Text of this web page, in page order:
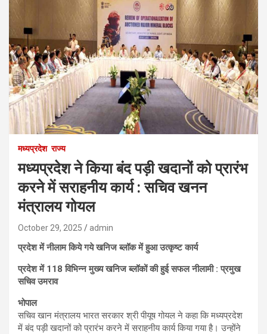
मध्यप्रदेश राज्य
मध्यप्रदेश ने किया बंद पड़ी खदानों को प्रारंभ
करने में सराहनीय कार्य : सचिव खनन
मंत्रालय गोयल
October 29, 2025 admin
प्रदेश में नीलाम किये गये खनिज ब्लॉक में हुआ उत्कृष्ट कार्य
प्रदेश में 118 विभिन्न मुख्य खनिज ब्लॉकों की हुई सफल नीलामी : प्रमुख
सचिव उमराव
भोपाल
सचिव खान मंत्रालय भारत सरकार श्री पीयूष गोयल ने कहा कि मध्यप्रदेश
में बंद पड़ी खदानों को प्रारंभ करने में सराहनीय कार्य किया गया है। उन्होंने